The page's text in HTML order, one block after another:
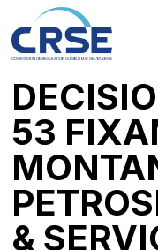
53
&